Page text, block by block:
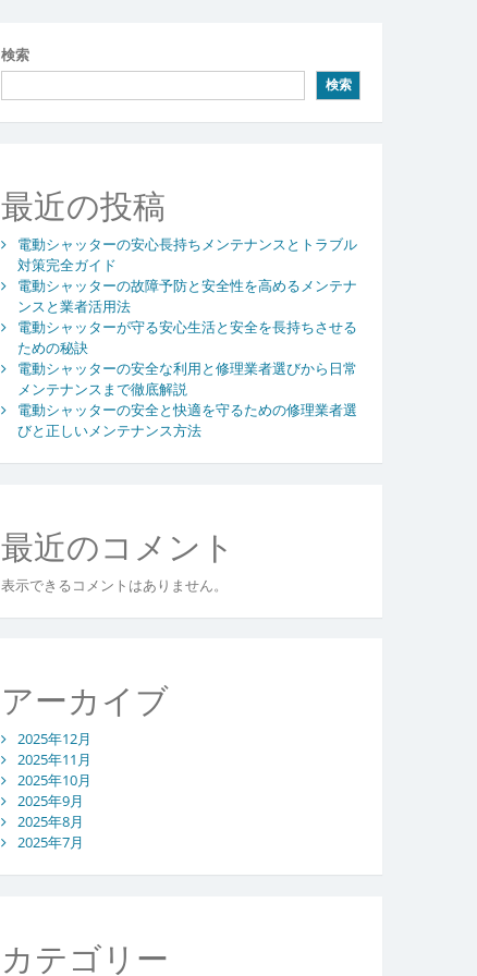
検索
検索
最近の投稿
電動シャッターの安心長持ちメンテナンスとトラブル
対策完全ガイド
電動シャッターの故障予防と安全性を高めるメンテナ
ンスと業者活用法
電動シャッターが守る安心生活と安全を長持ちさせる
ための秘訣
電動シャッターの安全な利用と修理業者選びから日常
メンテナンスまで徹底解説
電動シャッターの安全と快適を守るための修理業者選
びと正しいメンテナンス方法
最近のコメント
表示できるコメントはありません。
アーカイブ
2025年12月
2025年11月
2025年10月
2025年9月
2025年8月
2025年7月
カテゴリー